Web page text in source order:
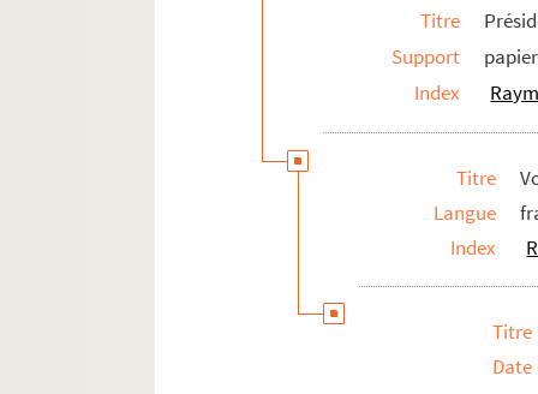
Titre
Support
papier
Index
Titre
Langue
Index
Titre
Date